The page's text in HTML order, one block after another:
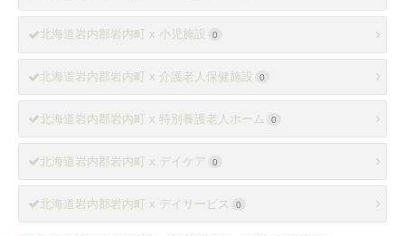
北海道岩内郡岩内町 x 小児施設 0
北海道岩内郡岩内町 x 介護老人保健施設 0
北海道岩内郡岩内町 x 特別養護老人ホーム 0
北海道岩内郡岩内町 x デイケア 0
北海道岩内郡岩内町 x デイサービス 0